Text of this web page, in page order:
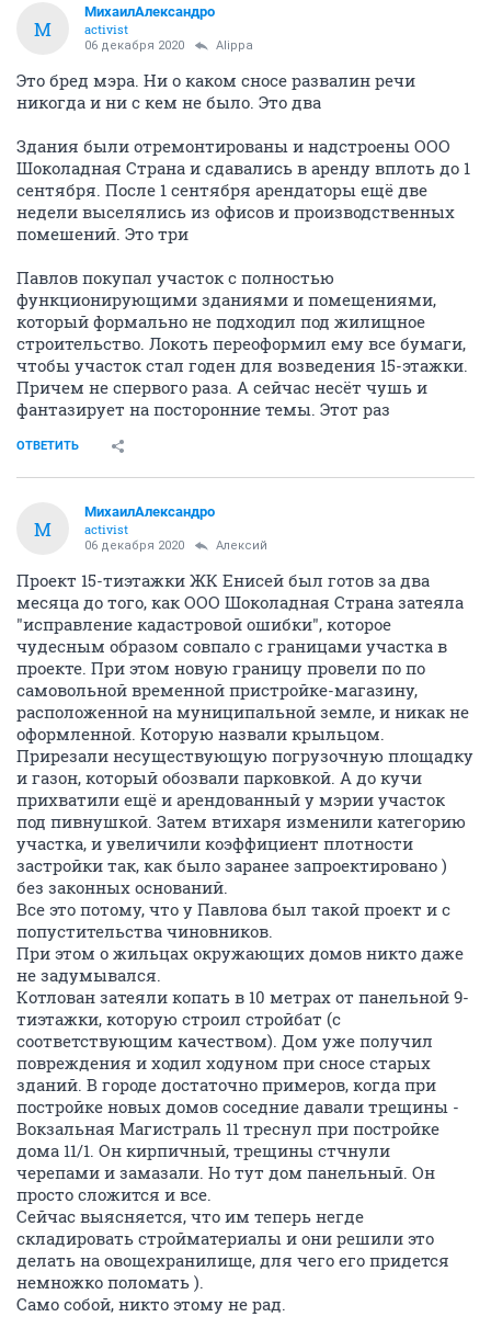
М
МихаилАлександро
activist
06 декабря 2020 Alippa
Это бред мэра. Ни о каком сносе развалин речи
никогда и ни с кем не было. Это два
Здания были отремонтированы и надстроены ООО
Шоколадная Страна и сдавались в аренду вплоть до 1
сентября. После 1 сентября арендаторы ещё две
недели выселялись из офисов и производственных
помешений. Это три
Павлов покупал участок с полностью
функционирующими зданиями и помещениями,
который формально не подходил под жилищное
строительство. Локоть переоформил ему все бумаги,
чтобы участок стал годен для возведения 15-этажки.
Причем не спервого раза. А сейчас несёт чушь и
фантазирует на посторонние темы. Этот раз
ОТВЕТИТЬ
М
МихаилАлександро
activist
06 декабря 2020 Алексий
Проект 15-тиэтажки ЖК Енисей был готов за два
месяца до того, как ООО Шоколадная Страна затеяла
"исправление кадастровой ошибки", которое
чудесным образом совпало с границами участка в
проекте. При этом новую границу провели по по
самовольной временной пристройке-магазину,
расположенной на муниципальной земле, и никак не
оформленной. Которую назвали крыльцом.
Прирезали несуществующую погрузочную площадку
и газон, который обозвали парковкой. А до кучи
прихватили ещё и арендованный у мэрии участок
под пивнушкой. Затем втихаря изменили категорию
участка, и увеличили коэффициент плотности
застройки так, как было заранее запроектировано )
без законных оснований.
Все это потому, что у Павлова был такой проект и с
попустительства чиновников.
При этом о жильцах окружающих домов никто даже
не задумывался.
Котлован затеяли копать в 10 метрах от панельной 9-
тиэтажки, которую строил стройбат (с
соответствующим качеством). Дом уже получил
повреждения и ходил ходуном при сносе старых
зданий. В городе достаточно примеров, когда при
постройке новых домов соседние давали трещины -
Вокзальная Магистраль 11 треснул при постройке
дома 11/1. Он кирпичный, трещины стчнули
черепами и замазали. Но тут дом панельный. Он
просто сложится и все.
Сейчас выясняется, что им теперь негде
складировать стройматериалы и они решили это
делать на овощехранилище, для чего его придется
немножко поломать ).
Само собой, никто этому не рад.